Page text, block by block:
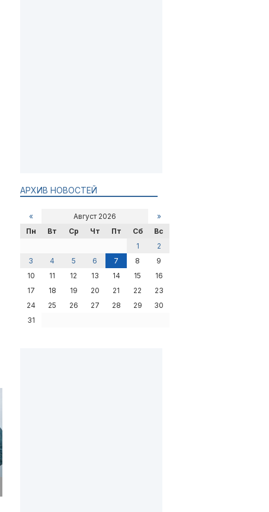
АРХИВ НОВОСТЕЙ
« Август 2026
»
Пн
Вт Ср Чт Пт Сб
Вс
1
2
3
4 5 6 7 8
9
10
11 12 13 14 15
16
17
18 19 20 21 22
23
24
25 26 27 28 29
30
31